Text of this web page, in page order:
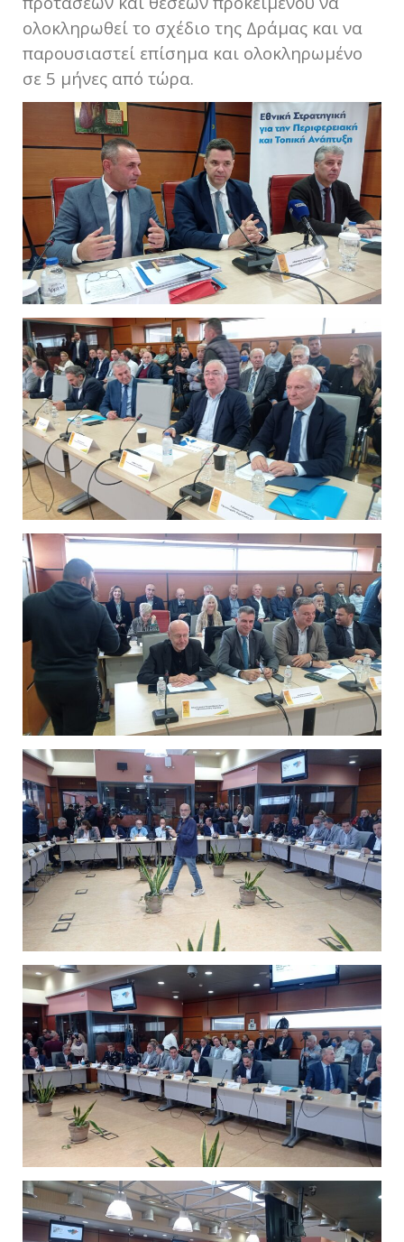
ολοκληρωθεί το σχέδιο της Δράμας και να
παρουσιαστεί επίσημα και ολοκληρωμένο
σε 5 μήνες από τώρα.